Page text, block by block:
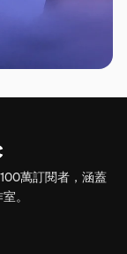
萬訂閱者，涵蓋
。